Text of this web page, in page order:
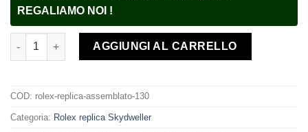
REGALIAMO NOI !
Rolex replica Sky-Dweller 326934 Stainless Steel black dial
AGGIUNGI AL CARRELLO
COD: rolex-replica-assemblato-130
Categoria: Rolex replica Skydweller